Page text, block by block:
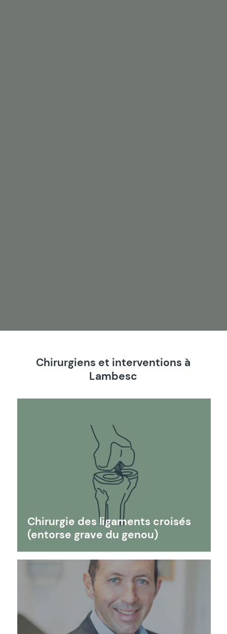
Chirurgiens et interventions à
Lambesc
Chirurgie des ligaments croisés
(entorse grave du genou)